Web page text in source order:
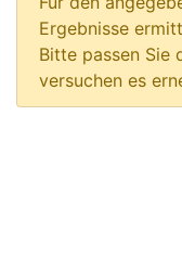
Ergebnisse
Bitte passen Sie
versuchen es